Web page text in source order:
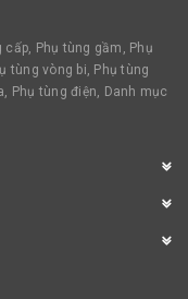
Phụ tùng gầm, Phụ
tùng vòng bi, Phụ tùng
Phụ tùng điện, Danh mục